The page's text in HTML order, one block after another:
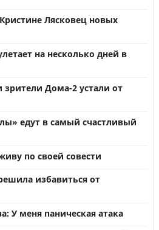
Лясковец новых
на несколько дней в
зрители Дома-2 устали от
едут в самый счастливый
по своей совести
избавиться от
У меня паническая атака